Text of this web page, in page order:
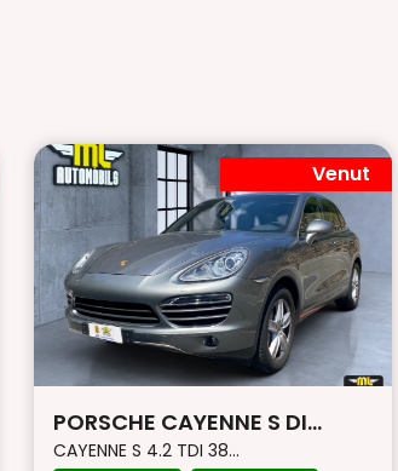
Venut
PORSCHE CAYENNE S DI...
CAYENNE S 4.2 TDI 38...